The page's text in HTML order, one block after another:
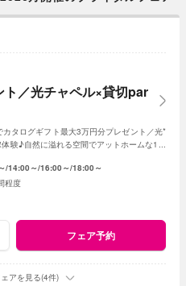
ト／光チャペル×貸切par
タログギフト最大3万円分プレゼント／光*
験♪自然に溢れる空間でアットホームな1日
14:00～ 16:00～ 18:00～
程度
フェア予約
アを見る(4件)